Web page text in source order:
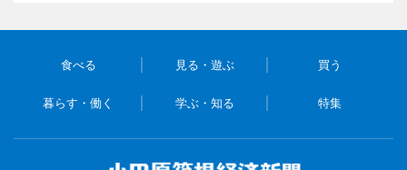
食べる 見る・遊ぶ 買う
暮らす・働く 学ぶ・知る 特集